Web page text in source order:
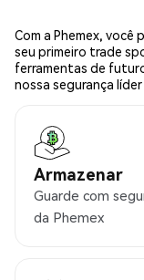
Com a Phemex,
seu primeiro trade
ferramentas de
nossa segurança
Armazenar
Guarde com
da Phemex